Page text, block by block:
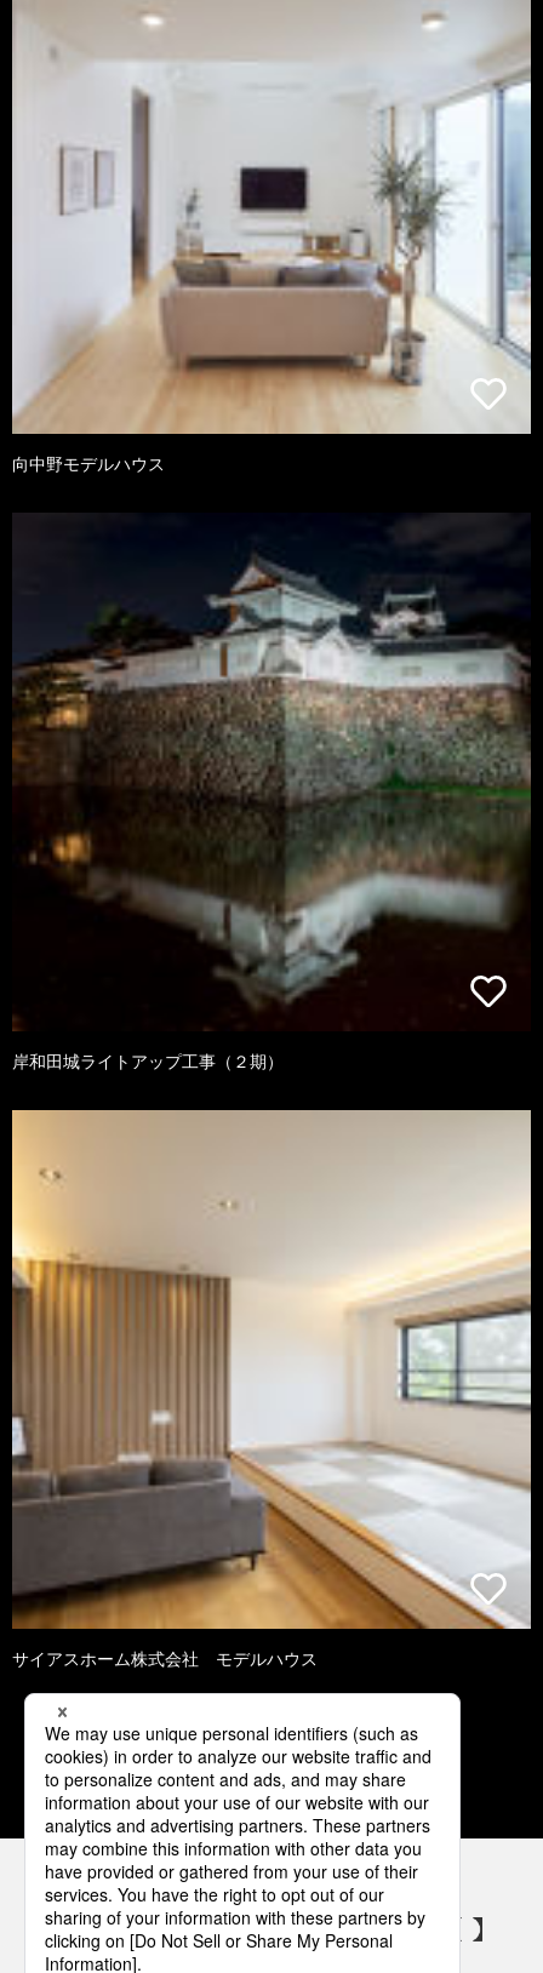
向中野モデルハウス
岸和田城ライトアップ工事（２期）
サイアスホーム株式会社 モデルハウス
1 2 3 4 5
パナソニックの電気設備 SNSアカウント